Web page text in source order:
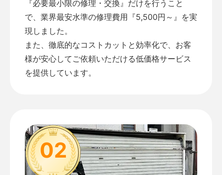
『必要最小限の修理・交換』だけを行うこと
で、業界最安水準の修理費用『5,500円～』を実
現しました。
また、徹底的なコストカットと効率化で、お客
様が安心してご依頼いただける低価格サービス
を提供しています。
02